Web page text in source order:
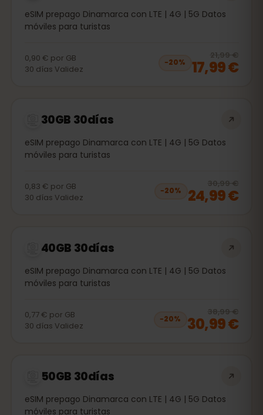
eSIM prepago Dinamarca con LTE | 4G | 5G Datos
móviles para turistas
0,90 € por GB
30 días Validez
−20%
21,99 €
17,99 €
30GB 30días
eSIM prepago Dinamarca con LTE | 4G | 5G Datos
móviles para turistas
0,83 € por GB
30 días Validez
−20%
30,99 €
24,99 €
40GB 30días
eSIM prepago Dinamarca con LTE | 4G | 5G Datos
móviles para turistas
0,77 € por GB
30 días Validez
−20%
38,99 €
30,99 €
50GB 30días
eSIM prepago Dinamarca con LTE | 4G | 5G Datos
móviles para turistas